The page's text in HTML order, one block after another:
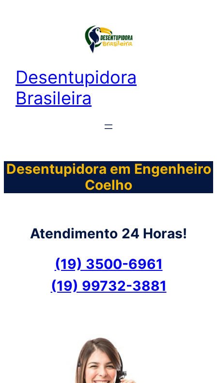
Desentupidora
Brasileira
Desentupidora em Engenheiro
Coelho
Atendimento 24 Horas!
(19) 3500-6961
(19) 99732-3881